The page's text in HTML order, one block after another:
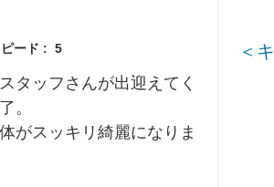
ード : 5
タッフさんが出迎えてく
。
がスッキリ綺麗になりま
＜